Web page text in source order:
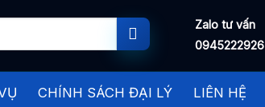
Zalo tư vấn
0945222926
CHÍNH SÁCH ĐẠI LÝ LIÊN HỆ